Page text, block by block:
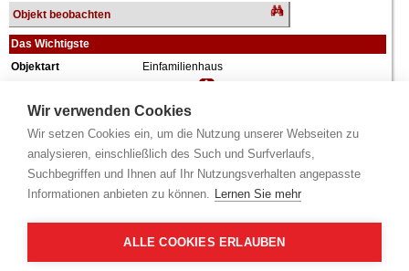
Wir verwenden Cookies
Wir setzen Cookies ein, um die Nutzung unserer Webseiten zu
analysieren, einschließlich des Such und Surfverlaufs,
Suchbegriffen und Ihnen auf Ihr Nutzungsverhalten angepasste
Informationen anbieten zu können. Lernen Sie mehr
ALLE COOKIES ERLAUBEN
Objekt beobachten
Das Wichtigste
Objektart
Einfamilienhaus
Wiederholungstermin
Nein
ca. 1958
Grundstück
Wohnfläche
151 m²
Weiteres
1 Geschoss, ausgebautes Dachgeschoss,